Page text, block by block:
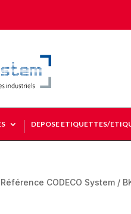
DEPOSE ETIQUETTES/
CODECO System /